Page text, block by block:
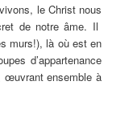
le Christ nous
de notre âme. Il
murs!), là où est en
d’appartenance
œuvrant ensemble à